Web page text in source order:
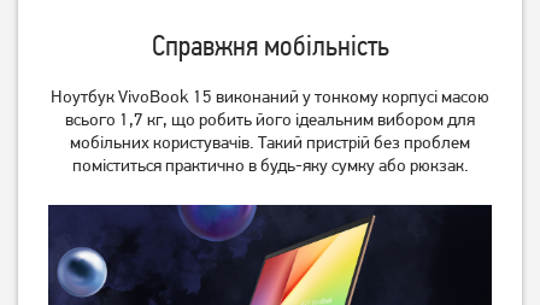
Справжня мобільність
Ноутбук VivoBook 15 виконаний у тонкому корпусі масою
всього 1,7 кг, що робить його ідеальним вибором для
мобільних користувачів. Такий пристрій без проблем
поміститься практично в будь-яку сумку або рюкзак.